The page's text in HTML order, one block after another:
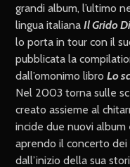
grandi album, l’ultimo
lingua italianaIl Grido
lo porta in tour con il
pubblicata la
dall’omonimo libroLo
Nel 2003 torna sulle
creato assieme al
incide due nuovi
aprendo il concerto
dall’inizio della sua